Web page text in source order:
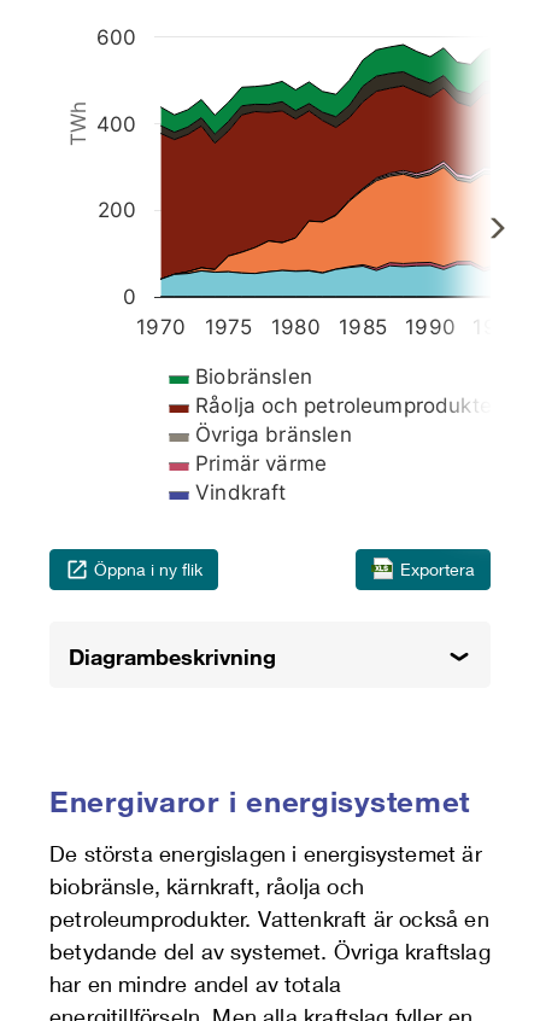
The chart has 1 Y axis displaying TWh. Data
TWh
Biobränslen
Råolja och petroleumprodukter
Övriga bränslen
Primär värme
Vindkraft
1970 1975 1980 1985 1990 1995
0
200
400
600
Öppna i ny flik Exportera
Diagrambeskrivning
Energivaror i energisystemet
De största energislagen i energisystemet är
biobränsle, kärnkraft, råolja och
petroleumprodukter. Vattenkraft är också en
betydande del av systemet. Övriga kraftslag
har en mindre andel av totala